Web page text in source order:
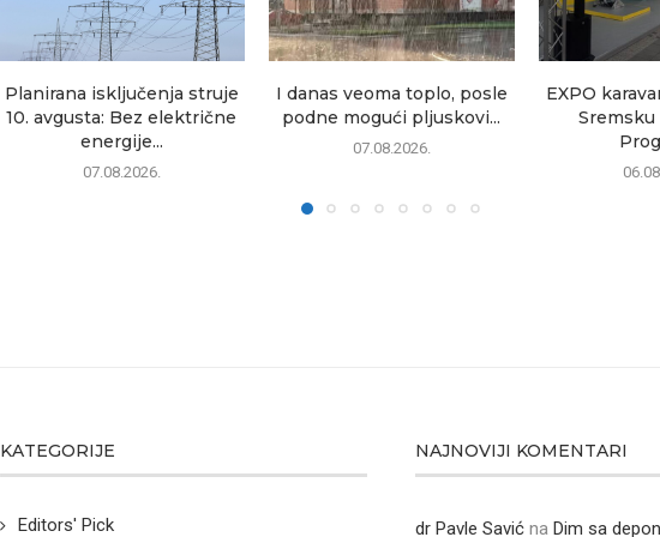
Planirana isključenja struje
10. avgusta: Bez električne
energije...
07.08.2026.
I danas veoma toplo, posle
podne mogući pljuskovi...
07.08.2026.
EXPO
KATEGORIJE
Editors' Pick
NAJNOVIJI KOMENTARI
dr Pavle Savić naDim sa